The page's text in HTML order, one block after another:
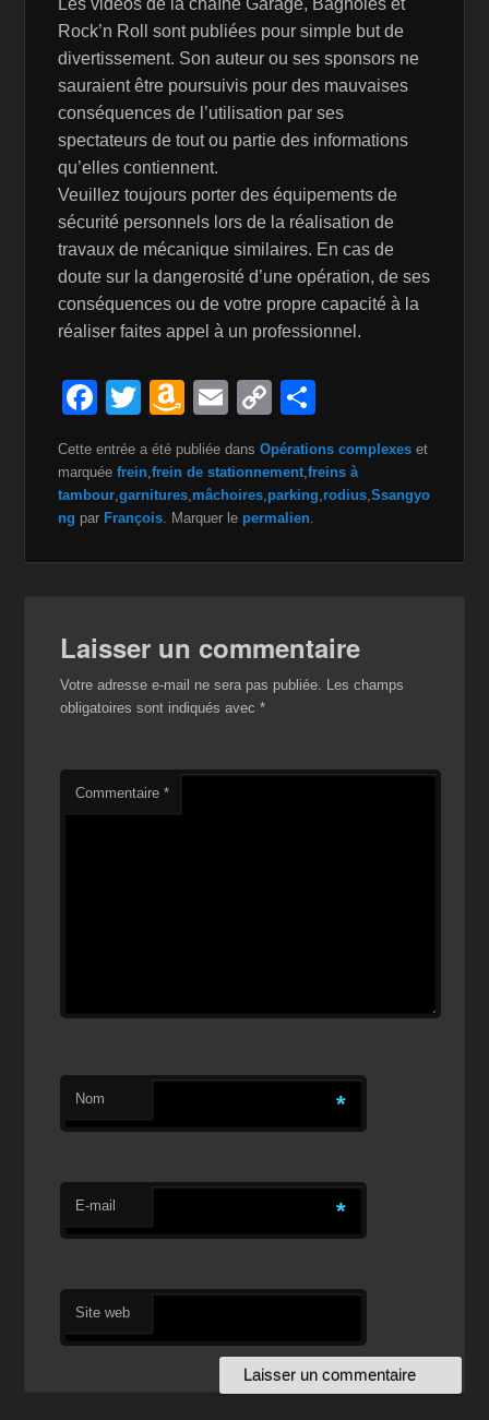
Rock’n Roll sont publiées pour simple but de
divertissement. Son auteur ou ses sponsors ne
sauraient être poursuivis pour des mauvaises
conséquences de l’utilisation par ses
spectateurs de tout ou partie des informations
qu’elles contiennent.
Veuillez toujours porter des équipements de
sécurité personnels lors de la réalisation de
travaux de mécanique similaires. En cas de
doute sur la dangerosité d’une opération, de ses
conséquences ou de votre propre capacité à la
réaliser faites appel à un professionnel.
F
c
e
b
o
k
T
tt
er
A
a
z
o
n
is
h
Li
E
ail
C
o
p
y
Li
n
ta
g
Cette entrée a été publiée dansOpérations complexes et
marquéefrein ,frein de stationnement ,freins à
tambour ,garnitures mâchoires parking rodius ,Ssangyo
ng par François . Marquer le permalien
Laisser un commentaire
Votre adresse e-mail ne sera pas publiée. Les champs
obligatoires sont indiqués avec*
Commentaire*
Nom *
E-mail *
Site web